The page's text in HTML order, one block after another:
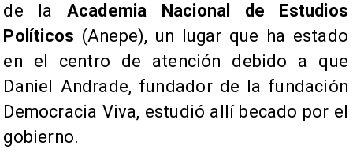
de la Academia Nacional de Estudios
Políticos (Anepe), un lugar que ha estado
en el centro de atención debido a que
Daniel Andrade, fundador de la fundación
Democracia Viva, estudió allí becado por el
gobierno.